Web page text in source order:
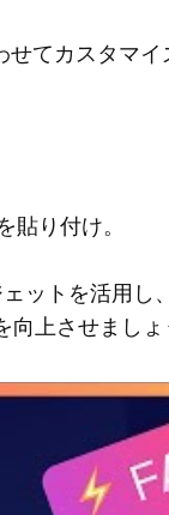
てカスタマイ
り付け。
ットを活用し
上させましょ